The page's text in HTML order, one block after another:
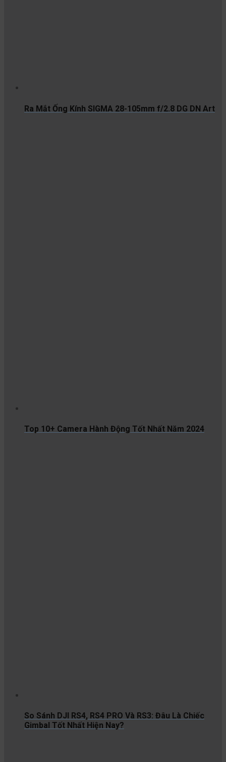
Ra Mắt Ống Kính SIGMA 28-105mm f/2.8 DG DN Art
Top 10+ Camera Hành Động Tốt Nhất Năm 2024
So Sánh DJI RS4, RS4 PRO Và RS3: Đâu Là Chiếc
Gimbal Tốt Nhất Hiện Nay?